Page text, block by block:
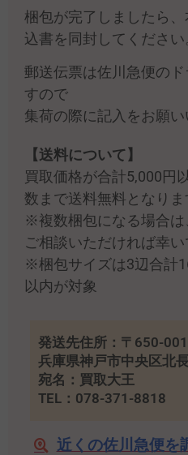
梱包が完了しましたら
込書を同封してください
郵送伝票は佐川急便の
すので
集荷の際に記入をお願い
【送料について】
買取価格が合計5,000円
数まで送料無料となりま
※複数梱包になる場合
ご相談いただければ幸い
※梱包サイズは3辺合計
以内が対象
発送先住所：〒650-
兵庫県神戸市中央区北
宛名：買取大王
TEL：078-371-8818
近くの佐川急便を